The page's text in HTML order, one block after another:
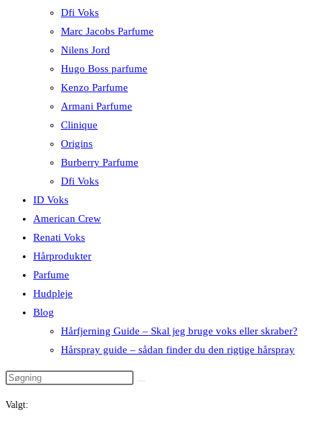
Dfi Voks
Marc Jacobs Parfume
Nilens Jord
Hugo Boss parfume
Kenzo Parfume
Armani Parfume
Clinique
Origins
Burberry Parfume
Dfi Voks
ID Voks
American Crew
Renati Voks
Hårprodukter
Parfume
Hudpleje
Blog
Hårfjerning Guide – Skal jeg bruge voks eller skraber?
Hårspray guide – sådan finder du den rigtige hårspray
Valgt: